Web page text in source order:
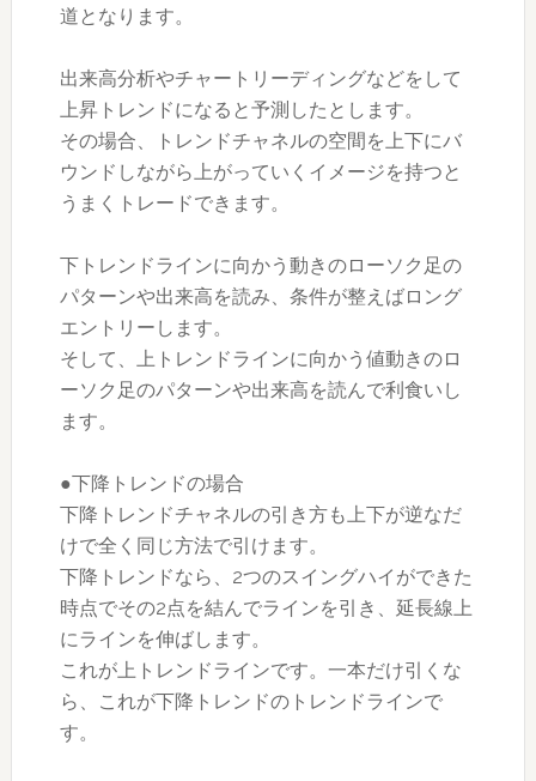
道となります。
出来高分析やチャートリーディングなどをして
上昇トレンドになると予測したとします。
その場合、トレンドチャネルの空間を上下にバ
ウンドしながら上がっていくイメージを持つと
うまくトレードできます。
下トレンドラインに向かう動きのローソク足の
パターンや出来高を読み、条件が整えばロング
エントリーします。
そして、上トレンドラインに向かう値動きのロ
ーソク足のパターンや出来高を読んで利食いし
ます。
●下降トレンドの場合
下降トレンドチャネルの引き方も上下が逆なだ
けで全く同じ方法で引けます。
下降トレンドなら、2つのスイングハイができた
時点でその2点を結んでラインを引き、延長線上
にラインを伸ばします。
これが上トレンドラインです。一本だけ引くな
ら、これが下降トレンドのトレンドラインで
す。